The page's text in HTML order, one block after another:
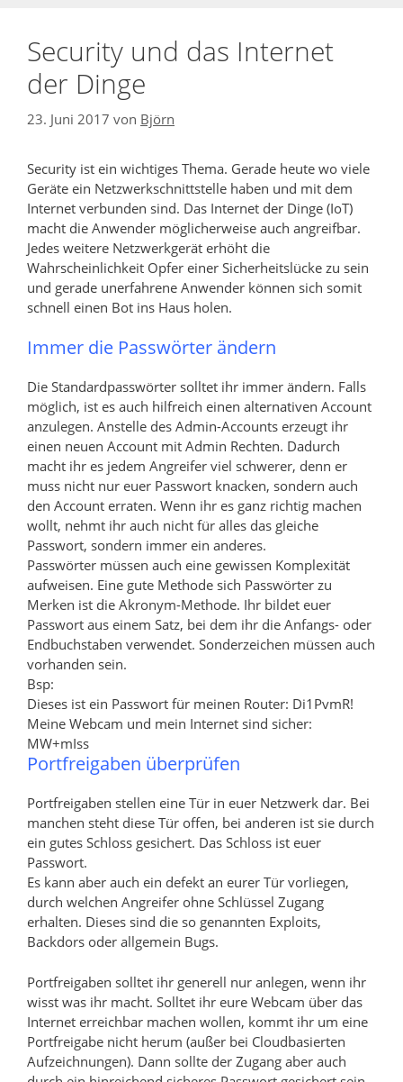
Security und das Internet
der Dinge
23. Juni 2017 von Björn
Security ist ein wichtiges Thema. Gerade heute wo viele
Geräte ein Netzwerkschnittstelle haben und mit dem
Internet verbunden sind. Das Internet der Dinge (IoT)
macht die Anwender möglicherweise auch angreifbar.
Jedes weitere Netzwerkgerät erhöht die
Wahrscheinlichkeit Opfer einer Sicherheitslücke zu sein
und gerade unerfahrene Anwender können sich somit
schnell einen Bot ins Haus holen.
Immer die Passwörter ändern
Die Standardpasswörter solltet ihr immer ändern. Falls
möglich, ist es auch hilfreich einen alternativen Account
anzulegen. Anstelle des Admin-Accounts erzeugt ihr
einen neuen Account mit Admin Rechten. Dadurch
macht ihr es jedem Angreifer viel schwerer, denn er
muss nicht nur euer Passwort knacken, sondern auch
den Account erraten. Wenn ihr es ganz richtig machen
wollt, nehmt ihr auch nicht für alles das gleiche
Passwort, sondern immer ein anderes.
Passwörter müssen auch eine gewissen Komplexität
aufweisen. Eine gute Methode sich Passwörter zu
Merken ist die Akronym-Methode. Ihr bildet euer
Passwort aus einem Satz, bei dem ihr die Anfangs- oder
Endbuchstaben verwendet. Sonderzeichen müssen auch
vorhanden sein.
Bsp:
Dieses ist ein Passwort für meinen Router: Di1PvmR!
Meine Webcam und mein Internet sind sicher:
MW+mIss
Portfreigaben überprüfen
Portfreigaben stellen eine Tür in euer Netzwerk dar. Bei
manchen steht diese Tür offen, bei anderen ist sie durch
ein gutes Schloss gesichert. Das Schloss ist euer
Passwort.
Es kann aber auch ein defekt an eurer Tür vorliegen,
durch welchen Angreifer ohne Schlüssel Zugang
erhalten. Dieses sind die so genannten Exploits,
Backdors oder allgemein Bugs.
Portfreigaben solltet ihr generell nur anlegen, wenn ihr
wisst was ihr macht. Solltet ihr eure Webcam über das
Internet erreichbar machen wollen, kommt ihr um eine
Portfreigabe nicht herum (außer bei Cloudbasierten
Aufzeichnungen). Dann sollte der Zugang aber auch